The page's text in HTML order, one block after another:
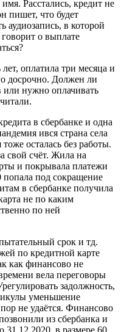
Расстались, кредит не
пишет, что будет
аудиозапись, в которой
говорит о выплате
оплатила три месяца и
досрочно. Должен ли
или нужно оплачивать
в сбербанке и одна
ився страна села
осталась без работы.
свой счёт. Жила на
и покрывала платежи
попала под сокращение
в сбербанке получила
не по каким
по ней
срок и тд.
по кредитной карте
как финансово не
вела переговоры
задолжность,
уменьшение
не удаётся. Финансово
из сбербанка и